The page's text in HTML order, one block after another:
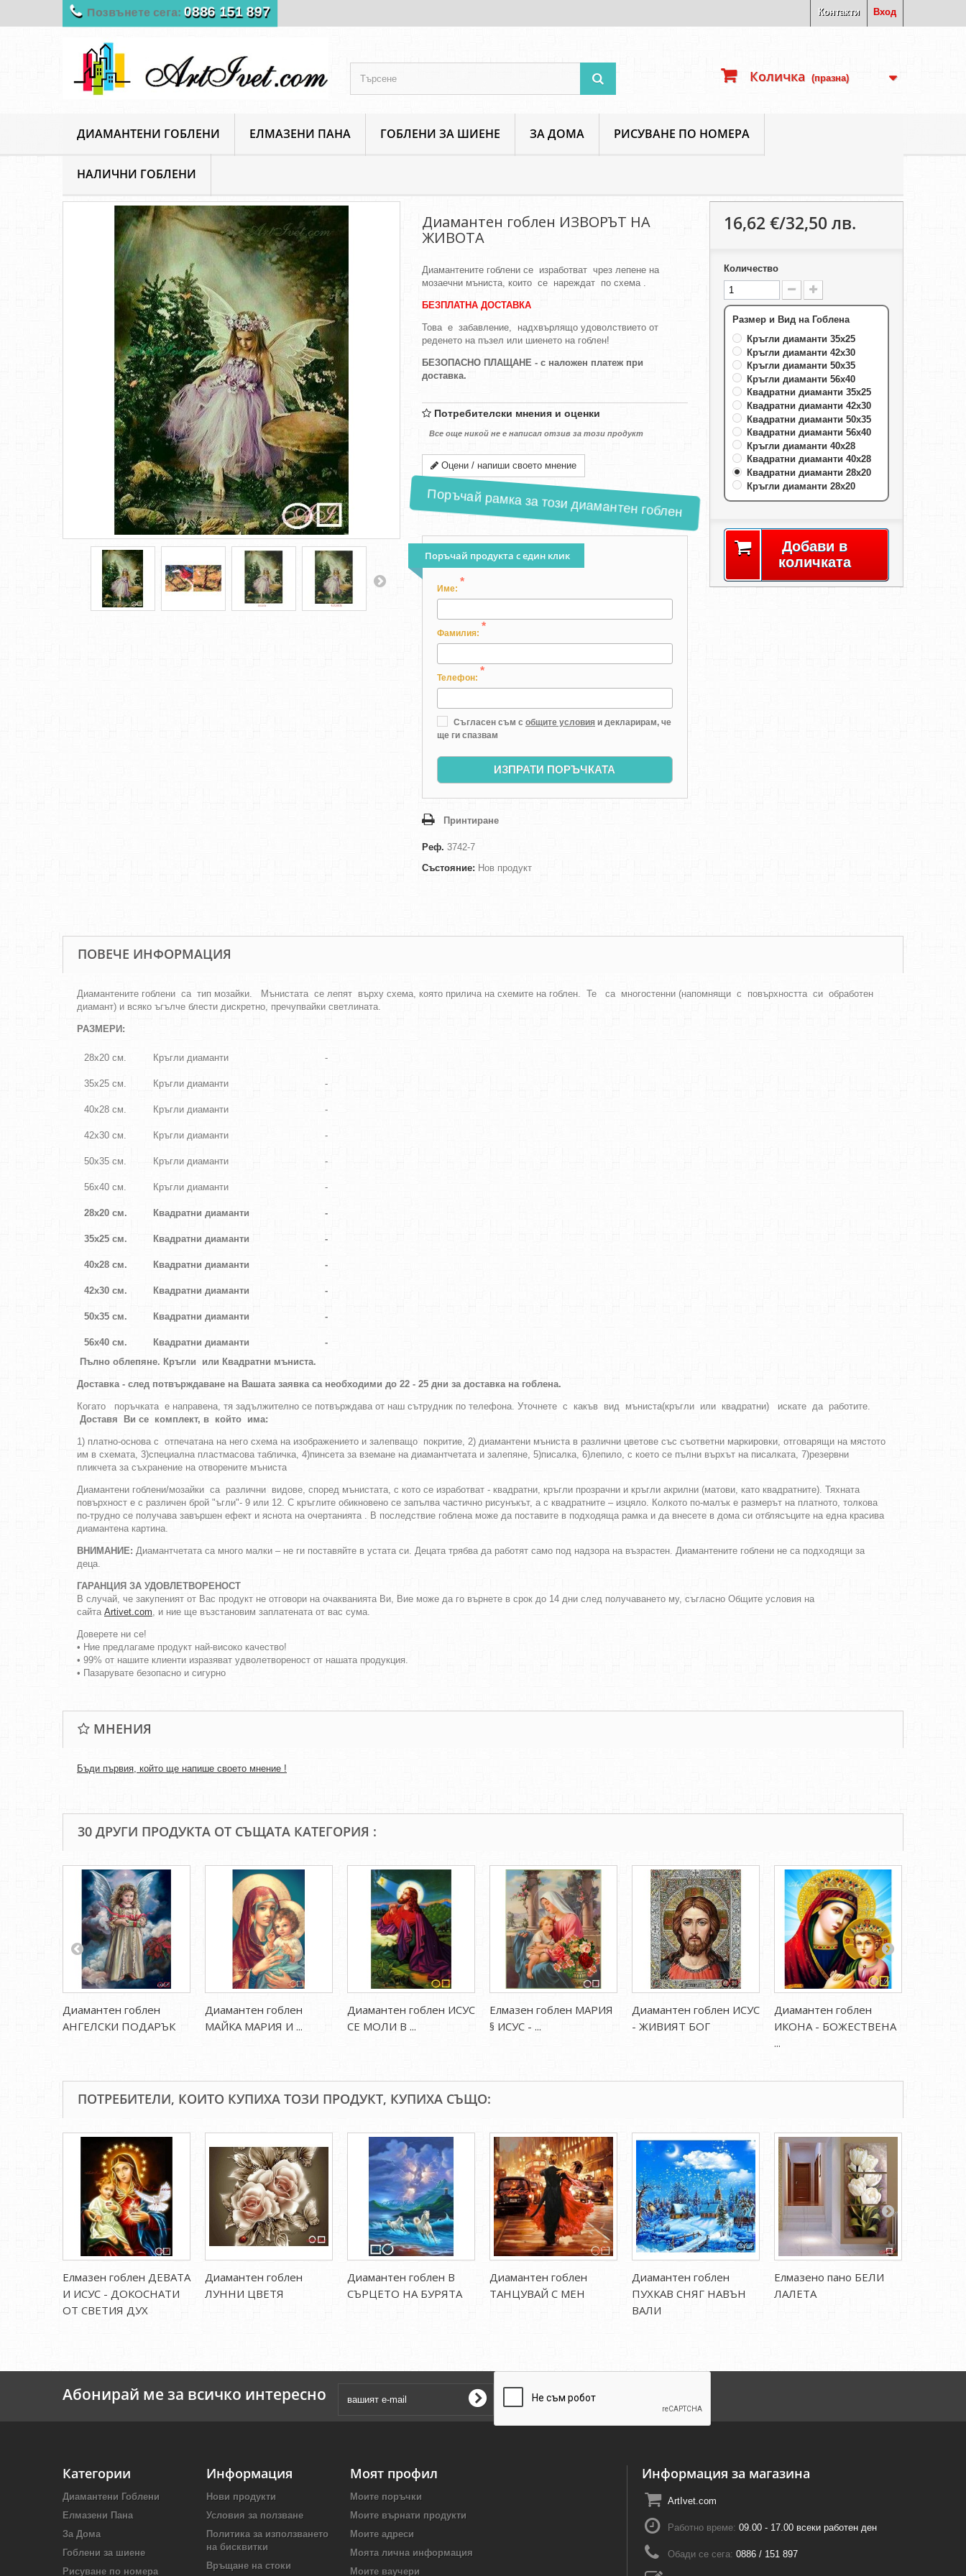
Вход
Контакти
Позвънете сега: 0886 151 897
ДИАМАНТЕНИ ГОБЛЕНИ ЕЛМАЗЕНИ ПАНА ГОБЛЕНИ ЗА ШИЕНЕ ЗА ДОМА РИСУВАНЕ ПО НОМЕРА
НАЛИЧНИ ГОБЛЕНИ
Количка (празна)
ArtIvet Диамантени Гоблени
Диамантен гоблен ИЗВОРЪТ НА
ЖИВОТА
Диамантените гоблени се изработват чрез лепене на
мозаечни мъниста, които се нареждат по схема .
БЕЗПЛАТНА ДОСТАВКА
Това е забавление, надхвърлящо удоволствието от
реденето на пъзел или шиенето на гоблен!
БЕЗОПАСНО ПЛАЩАНЕ - с наложен платеж при
доставка.
Потребителски мнения и оценки
Все още никой не е написал отзив за този продукт
Оцени / напиши своето мнение
Поръчай рамка за този диамантен гоблен
Поръчай продукта с един клик
Име:
*
Фамилия:
*
Телефон:
*
Съгласен съм с общите условия и декларирам, че
ще ги спазвам
ИЗПРАТИ ПОРЪЧКАТА
Принтиране
Реф. 3742-7
Състояние: Нов продукт
16,62 €/32,50 лв.
Количество
Размер и Вид на Гоблена
Кръгли диаманти 35х25
Кръгли диаманти 42х30
Кръгли диаманти 50х35
Кръгли диаманти 56х40
Квадратни диаманти 35х25
Квадратни диаманти 42х30
Квадратни диаманти 50х35
Квадратни диаманти 56х40
Кръгли диаманти 40х28
Квадратни диаманти 40х28
Квадратни диаманти 28х20
Кръгли диаманти 28х20
Добави в
количката
ПОВЕЧЕ ИНФОРМАЦИЯ
Диамантените гоблени са тип мозайки. Мънистата се лепят върху схема, която прилича на схемите на гоблен. Те са многостенни (напомнящи с повърхността си обработен
диамант) и всяко ъгълче блести дискретно, пречупвайки светлината.
РАЗМЕРИ:
28х20 см. Кръгли диаманти -
35х25 см. Кръгли диаманти -
40х28 см. Кръгли диаманти -
42х30 см. Кръгли диаманти -
50х35 см. Кръгли диаманти -
56х40 см. Кръгли диаманти -
28х20 см. Квадратни диаманти -
35х25 см. Квадратни диаманти -
40х28 см. Квадратни диаманти -
42х30 см. Квадратни диаманти -
50х35 см. Квадратни диаманти -
56х40 см. Квадратни диаманти
-
Пълно облепяне. Кръгли или Квадратни мъниста.
Доставка - след потвърждаване на Вашата заявка са необходими до 22 - 25 дни за доставка на гоблена.
Когато поръчката е направена, тя задължително се потвърждава от наш сътрудник по телефона. Уточнете с какъв вид мъниста(кръгли или квадратни) искате да работите.
Доставя Ви се комплект, в който има:
1) платно-основа с отпечатана на него схема на изображението и залепващо покритие, 2) диамантени мъниста в различни цветове със съответни маркировки, отговарящи на мястото
им в схемата, 3)специална пластмасова табличка, 4)пинсета за вземане на диамантчетата и залепяне, 5)писалка, 6)лепило, с което се пълни върхът на писалката, 7)резервни
пликчета за съхранение на отворените мъниста
Диамантени гоблени/мозайки са различни видове, според мънистата, с кото се изработват - квадратни, кръгли прозрачни и кръгли акрилни (матови, като квадратните). Тяхната
повърхност е с различен брой "ъгли"- 9 или 12. С кръглите обикновено се запълва частично рисунъкът, а с квадратните – изцяло. Колкото по-малък е размерът на платното, толкова
по-трудно се получава завършен ефект и яснота на очертанията . В последствие гоблена може да поставите в подходяща рамка и да внесете в дома си отблясъците на една красива
диамантена картина.
ВНИМАНИЕ: Диамантчетата са много малки – не ги поставяйте в устата си. Децата трябва да работят само под надзора на възрастен. Диамантените гоблени не са подходящи за
деца.
ГАРАНЦИЯ ЗА УДОВЛЕТВОРЕНОСТ
В случай, че закупеният от Вас продукт не отговори на очакванията Ви, Вие може да го върнете в срок до 14 дни след получаването му, съгласно Общите условия на
сайта Artivet.com, и ние ще възстановим заплатената от вас сума.
Доверете ни се!
• Ние предлагаме продукт най-високо качество!
• 99% от нашите клиенти изразяват удволетвореност от нашата продукция.
• Пазарувате безопасно и сигурно
МНЕНИЯ
Бъди първия, който ще напише своето мнение !
30 ДРУГИ ПРОДУКТА ОТ СЪЩАТА КАТЕГОРИЯ :
Диамантен гоблен
АНГЕЛСКИ ПОДАРЪК
Диамантен гоблен
МАЙКА МАРИЯ И ...
Диамантен гоблен ИСУС
СЕ МОЛИ В ...
Елмазен гоблен МАРИЯ
§ ИСУС - ...
Диамантен гоблен ИСУС
- ЖИВИЯТ БОГ
Диамантен гоблен
ИКОНА - БОЖЕСТВЕНА
...
ПОТРЕБИТЕЛИ, КОИТО КУПИХА ТОЗИ ПРОДУКТ, КУПИХА СЪЩО:
Елмазен гоблен ДЕВАТА
И ИСУС - ДОКОСНАТИ
ОТ СВЕТИЯ ДУХ
Диамантен гоблен
ЛУННИ ЦВЕТЯ
Диамантен гоблен В
СЪРЦЕТО НА БУРЯТА
Диамантен гоблен
ТАНЦУВАЙ С МЕН
Диамантен гоблен
ПУХКАВ СНЯГ НАВЪН
ВАЛИ
Елмазено пано БЕЛИ
ЛАЛЕТА
Абонирай ме за всичко интересно
Категории
Диамантени Гоблени
Елмазени Пана
За Дома
Гоблени за шиене
Рисуване по номера
Информация
Нови продукти
Условия за ползване
Политика за използването
на бисквитки
Връщане на стоки
Моят профил
Моите поръчки
Моите върнати продукти
Моите адреси
Моята лична информация
Моите ваучери
Информация за магазина
ArtIvet.com
Работно време: 09.00 - 17.00 всеки работен ден
Обади се сега: 0886 / 151 897